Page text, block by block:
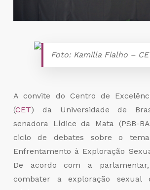
Foto: Kamilla Fialho –
A convite do Centro de
(CET) da Universidade de
senadora Lídice da Mata (PSB-
ciclo de debates sobre o
Enfrentamento à Exploração
De acordo com a
combater a exploração sexual